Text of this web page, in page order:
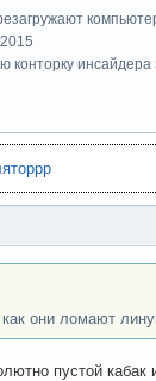
конторку
они ломают
пустой кабак